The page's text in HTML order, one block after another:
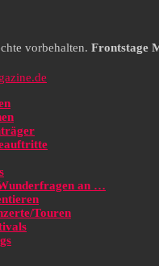
vorbehalten. Frontstage
an …
Touren